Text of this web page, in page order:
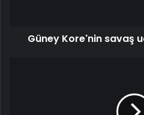
Güney Kore'nin savaş